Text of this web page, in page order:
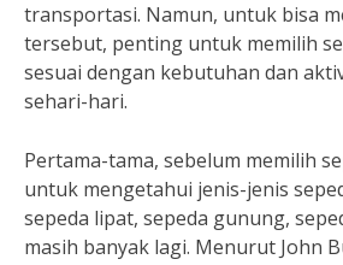
transportasi. Namun, untuk bisa
tersebut, penting untuk memilih
sesuai dengan kebutuhan dan
sehari-hari.
Pertama-tama, sebelum memilih
untuk mengetahui jenis-jenis
sepeda lipat, sepeda gunung,
masih banyak lagi. Menurut John